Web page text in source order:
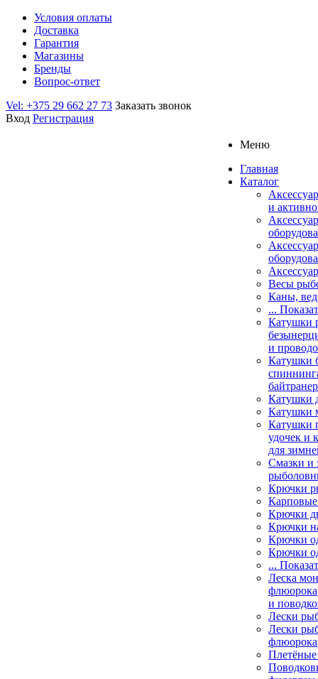
Условия оплаты
Доставка
Гарантия
Магазины
Бренды
Вопрос-ответ
Vel: +375 29 662 27 73 Заказать звонок
Вход Регистрация
Меню
Главная
Каталог
и
Весы
Каны,
...
Катушки
и
Катушки
Катушки
Катушки
Катушки
удочек и
для
Смазки и
Крючки
Крючки
Крючки
Крючки
Крючки
...
Леска
и
Лески
Лески